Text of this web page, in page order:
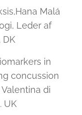
Malá
Leder af
DK
in
concussion
di
UK